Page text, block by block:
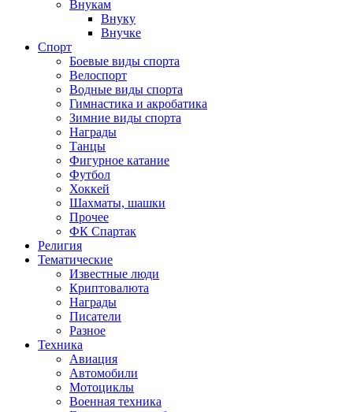
Внукам
Внуку
Внучке
Спорт
Боевые виды спорта
Велоспорт
Водные виды спорта
Гимнастика и акробатика
Зимние виды спорта
Награды
Танцы
Фигурное катание
Футбол
Хоккей
Шахматы, шашки
Прочее
ФК Спартак
Религия
Тематические
Известные люди
Криптовалюта
Награды
Писатели
Разное
Техника
Авиация
Автомобили
Мотоциклы
Военная техника